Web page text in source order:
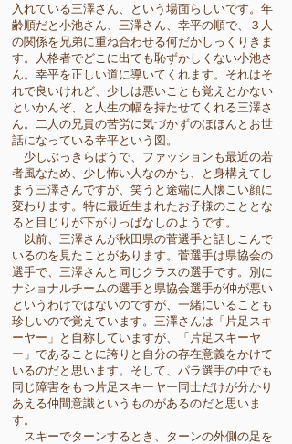
入れている三澤さん、という場面らしいです。年
齢順だと小池さん、三澤さん、幸平の順で、３人
の関係を兄弟に重ね合わせる何だかしっくりきま
す。人格者でどこに出ても恥ずかしくない小池さ
ん。幸平を正しい道に導いてくれます。それはそ
れで良いけれど、少しは悪いことも覚えとかない
といかんぞ、と人生の幅を持たせてくれる三澤さ
ん。二人の兄貴の苦労に気づかずのほほんとお世
話になっている幸平という図。
少しぶっきらぼうで、ファッションも最近の若
者風なため、少し怖い人なのかも、と身構えてし
まう三澤さんですが、笑うと途端に人懐こい顔に
変わります。特に最近生まれたお子様のこととな
ると目じりが下がりっぱなしのようです。
以前、三澤さんが秋田県の菅選手と話しこんで
いるのを見たことがあります。菅選手は県協会の
選手で、三澤さんと同じクラスの選手です。別に
ナショナルチームの選手と県協会選手が仲が悪い
というわけではないのですが、一緒にいることも
珍しいので覚えています。三澤さんは「片足スキ
ーヤー」と自称していますが、「片足スキーヤ
ー」であることに誇りと自分の存在意義をかけて
いるのだと思います。そして、パラ選手の中でも
同じ障害をもつ片足スキーヤー同士だけが分かり
あえる仲間意識というものがあるのだと思いま
す。
スキーでターンするとき、ターンの外側の足を